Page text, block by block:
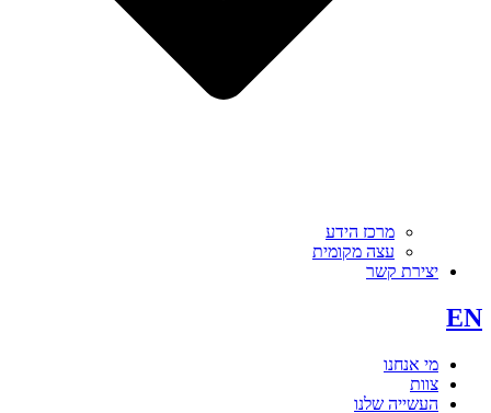
מרכז הידע
עצה מקומית
יצירת קשר
EN
מי אנחנו
צוות
העשייה שלנו